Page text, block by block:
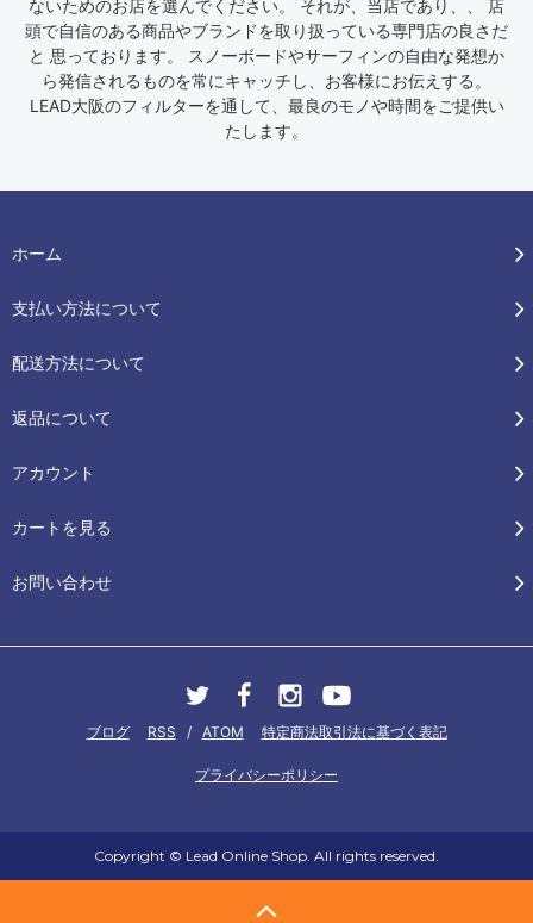
ないためのお店を選んでください。 それが、当店であり、、 店
頭で自信のある商品やブランドを取り扱っている専門店の良さだ
と 思っております。 スノーボードやサーフィンの自由な発想か
ら発信されるものを常にキャッチし、お客様にお伝えする。
LEAD大阪のフィルターを通して、最良のモノや時間をご提供い
たします。
ホーム
支払い方法について
配送方法について
返品について
アカウント
カートを見る
お問い合わせ
ブログ RSS / ATOM 特定商法取引法に基づく表記
プライバシーポリシー
Copyright © Lead Online Shop. All rights reserved.